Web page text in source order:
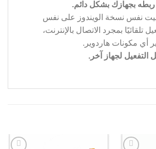
ربطه بجهازك بشكل دائم.
نفس نسخة الويندوز على نفس
تلقائيًا بمجرد الاتصال بالإنترنت،
أي مكونات هاردوير.
التفعيل لجهاز آخر.